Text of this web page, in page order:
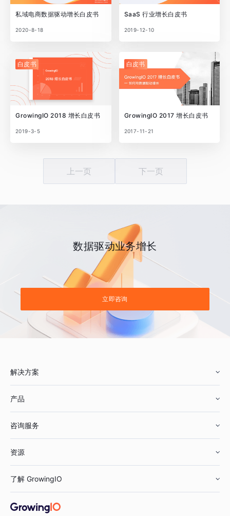
私域电商数据驱动增长白皮书
2020-8-18
SaaS 行业增长白皮书
2019-12-10
白皮书
GrowingIO 2018 增长白皮书
2019-3-5
白皮书
GrowingIO 2017 增长白皮书
2017-11-21
上一页 下一页
数据驱动业务增长
立即咨询
解决方案
鞋服行业
汽车行业
金融行业
产品
智能运营
获客分析
咨询服务
资源
增长公开课
了解 GrowingIO
关于 GrowingIO